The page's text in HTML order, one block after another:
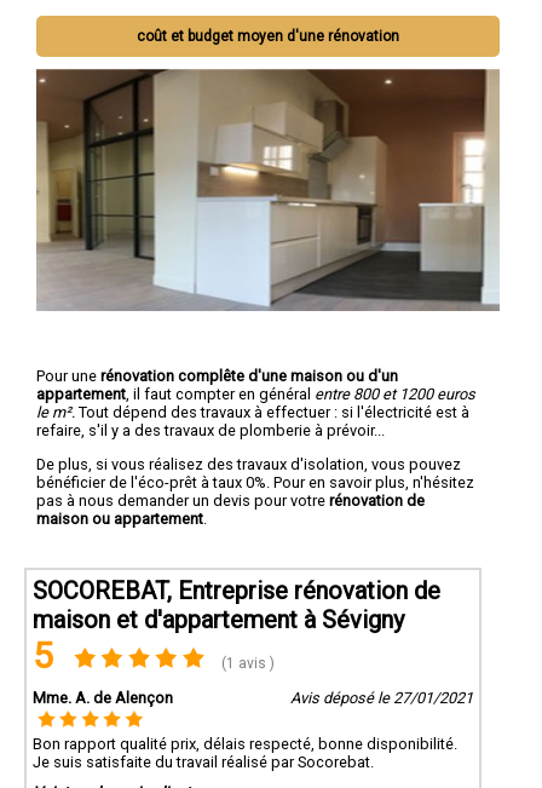
coût et budget moyen d'une rénovation
Pour une rénovation complête d'une maison ou d'un
appartement , il faut compter en général entre 800 et 1200 euros
le m². Tout dépend des travaux à effectuer : si l'électricité est à
refaire, s'il y a des travaux de plomberie à prévoir...
De plus, si vous réalisez des travaux d'isolation, vous pouvez
bénéficier de l'éco-prêt à taux 0%. Pour en savoir plus, n'hésitez
pas à nous demander un devis pour votre rénovation de
maison ou appartement
SOCOREBAT, Entreprise rénovation de
maison et d'appartement à Sévigny
5 (1 avis )
Mme. A. de Alençon Avis déposé le 27/01/2021
Bon rapport qualité prix, délais respecté, bonne disponibilité.
Je suis satisfaite du travail réalisé par Socorebat.